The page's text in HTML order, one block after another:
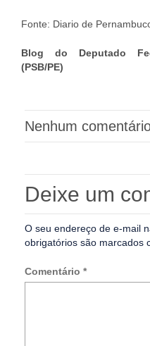
Fonte: Diario de
Blog do Deputado
(PSB/PE)
Nenhum
Deixe um
O seu endereço de e-mail
obrigatórios são marcados
Comentário *